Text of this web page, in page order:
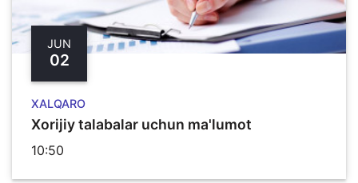
JUN
02
XALQARO
Xorijiy talabalar uchun ma'lumot
10:50